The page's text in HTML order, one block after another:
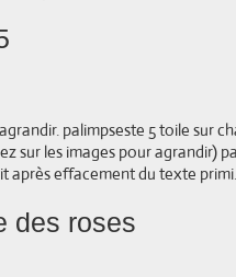
palimpseste 5 toile sur
sur les images pour agrandir)
après effacement du texte
des roses